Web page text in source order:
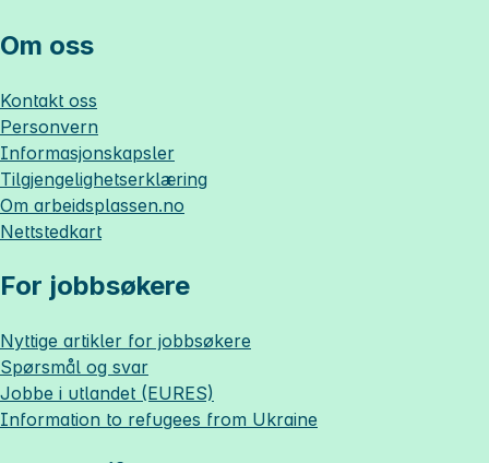
Om oss
Kontakt oss
Personvern
Informasjonskapsler
Tilgjengelighetserklæring
Om arbeidsplassen.no
Nettstedkart
For jobbsøkere
Nyttige artikler for jobbsøkere
Spørsmål og svar
Jobbe i utlandet (EURES)
Information to refugees from Ukraine